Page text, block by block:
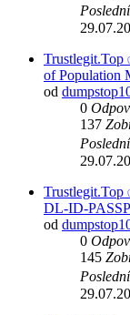
Trustlegit.Top
of Population
od
0
137
DL-ID-
od
0
145